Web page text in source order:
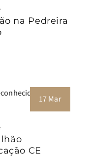
na Pedreira
17 Mar
CE